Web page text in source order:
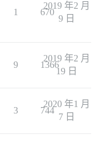
1 670
2019 年2 月
9 日
9 1366
2019 年2 月
19 日
3 744
2020 年1 月
7 日